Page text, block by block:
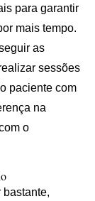
para garantir
mais tempo.
as
sessões
paciente com
na
o